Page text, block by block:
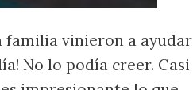
familia vinieron a ayudar
No lo podía creer. Casi